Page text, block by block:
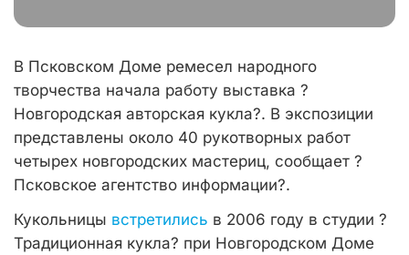
В Псковском Доме ремесел народного
творчества начала работу выставка ?
Новгородская авторская кукла?. В экспозиции
представлены около 40 рукотворных работ
четырех новгородских мастериц, сообщает ?
Псковское агентство информации?.
Кукольницы встретились в 2006 году в студии ?
Традиционная кукла? при Новгородском Доме